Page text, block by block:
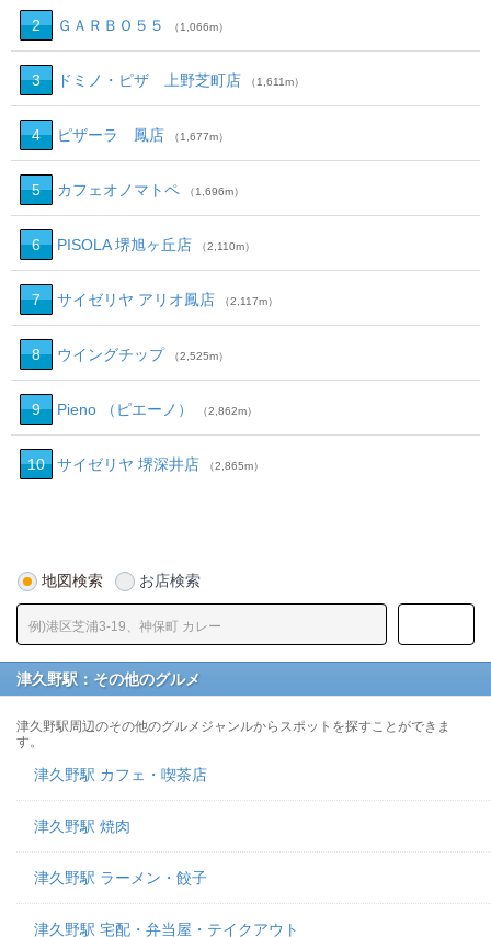
2 ＧＡＲＢＯ５５ （1,066m）
3 ドミノ・ピザ 上野芝町店 （1,611m）
4 ピザーラ 鳳店 （1,677m）
5 カフェオノマトペ （1,696m）
6 PISOLA 堺旭ヶ丘店 （2,110m）
7 サイゼリヤ アリオ鳳店 （2,117m）
8 ウイングチップ （2,525m）
9 Pieno （ピエーノ） （2,862m）
10 サイゼリヤ 堺深井店 （2,865m）
地図検索 お店検索
津久野駅：その他のグルメ
津久野駅周辺のその他のグルメジャンルからスポットを探すことができま
す。
津久野駅 カフェ・喫茶店
津久野駅 焼肉
津久野駅 ラーメン・餃子
津久野駅 宅配・弁当屋・テイクアウト